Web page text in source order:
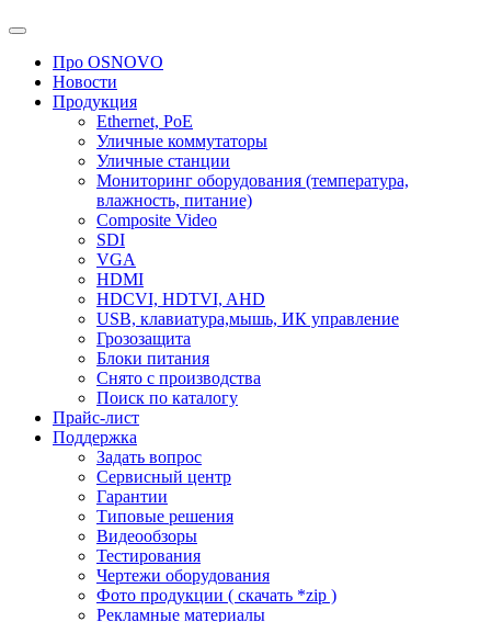
Про OSNOVO
Новости
Продукция
Ethernet, PoE
Уличные коммутаторы
Уличные станции
Мониторинг оборудования (температура,
влажность, питание)
Composite Video
SDI
VGA
HDMI
HDCVI, HDTVI, AHD
USB, клавиатура,мышь, ИК управление
Грозозащита
Блоки питания
Снято с производства
Поиск по каталогу
Прайс-лист
Поддержка
Задать вопрос
Сервисный центр
Гарантии
Типовые решения
Видеообзоры
Тестирования
Чертежи оборудования
Фото продукции ( скачать *zip )
Рекламные материалы